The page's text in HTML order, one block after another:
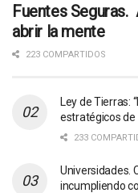
Fuentes Seguras.
abrir la mente
223 COMPARTIDOS
Ley de Tierras:
estratégicos de
233
Universidades.
incumpliendo